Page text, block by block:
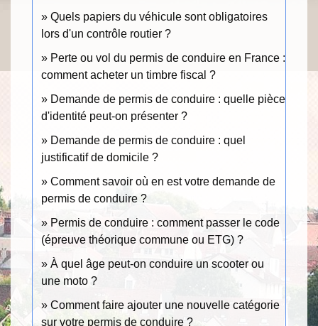
Quels papiers du véhicule sont obligatoires
lors d'un contrôle routier ?
Perte ou vol du permis de conduire en France :
comment acheter un timbre fiscal ?
Demande de permis de conduire : quelle pièce
d'identité peut-on présenter ?
Demande de permis de conduire : quel
justificatif de domicile ?
Comment savoir où en est votre demande de
permis de conduire ?
Permis de conduire : comment passer le code
(épreuve théorique commune ou ETG) ?
À quel âge peut-on conduire un scooter ou
une moto ?
Comment faire ajouter une nouvelle catégorie
sur votre permis de conduire ?